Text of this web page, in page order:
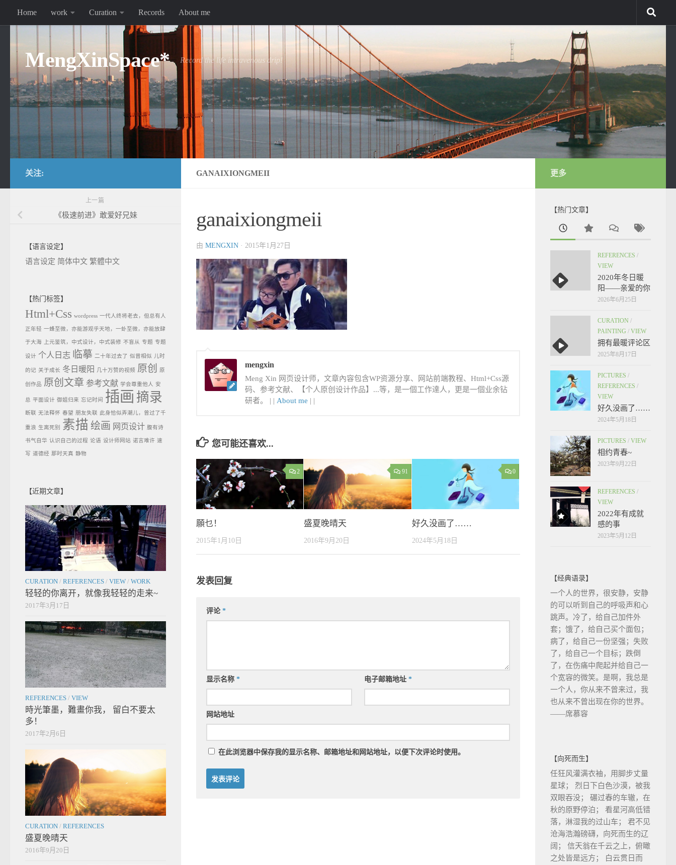
跳至内容
Home work Curation Records About me
MengXinSpace* Record the life intravenous drip!
GANAIXIONGMEII
ganaixiongmeii
由 MENGXIN · 2015年1月27日
mengxin
Meng Xin 网页设计师，文章內容包含WP资源分享、网站前端教程、Html+Css源
码、参考文献、【个人原创设计作品】...等，是一個工作達人，更是一個业余钻
研者。 | | About me | |
您可能还喜欢...
2
願乜！
2015年1月10日
91
盛夏晚晴天
2016年9月20日
0
好久没画了……
2024年5月18日
发表回复
评论 *
显示名称 * 电子邮箱地址*
网站地址
在此浏览器中保存我的显示名称、邮箱地址和网站地址，以便下次评论时使用。
关注:
上一篇
《极速前进》敢爱好兄妹
【语言设定】
语言设定 简体中文 繁體中文
【热门标签】
Html+Css wordpress 一代人终将老去，但总有人
正年轻 一蜂至微，亦能游观乎天地，一虲至微，亦能放肆
于大海 上元鉴筑，中式设计，中式装修 不盲从 专题 专题
设计 个人日志 临摹 二十年过去了 似曾相似 儿时
的记 关于成长 冬日暖阳 几十万赞的视频 原创 原
创作品 原创文章 参考文献 学会尊重他人 安
总 平面设计 御姐归来 忘记时间 插画 摘录
断联 无法释怀 春望 朋友失联 此身恰似弄潮儿，曾过了千
重浪 生离死别 素描 绘画 网页设计 腹有诗
书气自华 认识自己的过程 论语 设计师网站 诺言难许 速
写 道德经 那时天真 静物
【近期文章】
CURATION / REFERENCES / VIEW / WORK
轻轻的你离开，就像我轻轻的走来~
2017年3月17日
REFERENCES / VIEW
時光筆墨，難畫你我， 留白不要太
多！
2017年2月6日
CURATION / REFERENCES
盛夏晚晴天
2016年9月20日
更多
【热门文章】
REFERENCES /
VIEW
2020年冬日暖
阳——亲爱的你
2026年6月25日
CURATION /
PAINTING / VIEW
拥有最暖评论区
2025年8月17日
PICTURES /
REFERENCES /
VIEW
好久没画了……
2024年5月18日
PICTURES / VIEW
相约青春~
2023年9月22日
REFERENCES /
VIEW
2022年有成就
感的事
2023年5月12日
【经典语录】
一个人的世界，很安静，安静
的可以听到自己的呼吸声和心
跳声。冷了，给自己加件外
套；饿了，给自己买个面包；
病了，给自己一份坚强；失败
了，给自己一个目标；跌倒
了，在伤痛中爬起并给自己一
个宽容的微笑。是啊，我总是
一个人，你从来不曾来过，我
也从来不曾出现在你的世界。
——席慕容
【向死而生】
任狂风灌满衣袖，用脚步丈量
星球； 烈日下白色沙漠，被我
双眼吞没； 碾过春的车辙，在
秋的原野停泊； 看星河高低错
落，淋湿我的过山车； 君不见
沧海浩瀚磅礴，向死而生的辽
阔； 信天翁在千云之上，俯瞰
之处皆是远方； 白云贯日而